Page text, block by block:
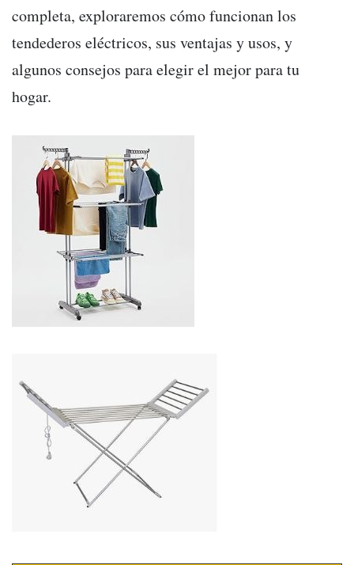
completa, exploraremos cómo funcionan los
tendederos eléctricos, sus ventajas y usos, y
algunos consejos para elegir el mejor para tu
hogar.